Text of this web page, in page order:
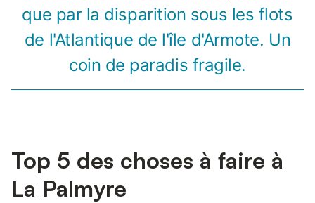
que par la disparition sous les flots
de l'Atlantique de l'île d'Armote. Un
coin de paradis fragile.
Top 5 des choses à faire à
La Palmyre